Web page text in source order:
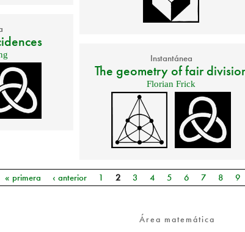
Instantánea
The geometry of fair
Florian Frick
« primera ‹ anterior 1 2 3 4 5 6 7 8 9
Área matemática